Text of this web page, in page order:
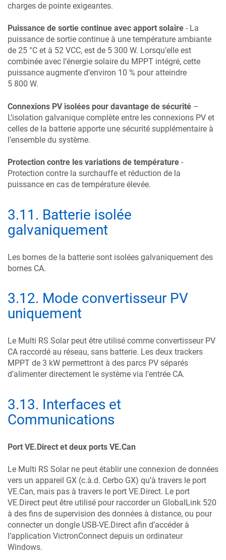
charges de pointe exigeantes.
Puissance de sortie continue avec apport solaire - La
puissance de sortie continue à une température ambiante
de 25 °C et à 52 VCC, est de 5 300 W. Lorsqu’elle est
combinée avec l’énergie solaire du MPPT intégré, cette
puissance augmente d’environ 10 % pour atteindre
5 800 W.
Connexions PV isolées pour davantage de sécurité –
L’isolation galvanique complète entre les connexions PV et
celles de la batterie apporte une sécurité supplémentaire à
l’ensemble du système.
Protection contre les variations de température -
Protection contre la surchauffe et réduction de la
puissance en cas de température élevée.
3.11 . Batterie isolée
galvaniquement
Les bornes de la batterie sont isolées galvaniquement des
bornes CA.
3.12. Mode convertisseur PV
uniquement
Le Multi RS Solarpeut être utilisé comme convertisseur PV
CA raccordé au réseau, sans batterie. Les deux trackers
MPPT de 3 kW permettront à des parcs PV séparés
d’alimenter directement le système via l’entrée CA.
3.13. Interfaces et
Communications
Port VE.Direct et deux ports VE.Can
Le Multi RS Solarne peut établir une connexion de données
vers un appareil GX (c.à.d. Cerbo GX) qu’à travers le port
VE.Can, mais pas à travers le port VE.Direct. Le port
VE.Direct peut être utilisé pour raccorder un GlobalLink 520
à des fins de supervision des données à distance, ou pour
connecter un dongle USB-VE.Direct afin d’accéder à
l’application VictronConnect depuis un ordinateur
Windows.